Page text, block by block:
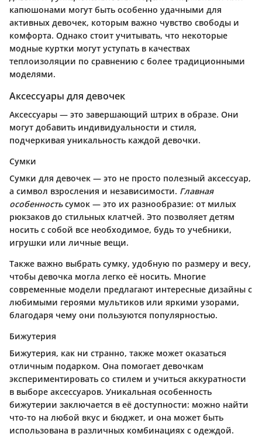
капюшонами могут быть особенно удачными для
активных девочек, которым важно чувство свободы и
комфорта. Однако стоит учитывать, что некоторые
модные куртки могут уступать в качествах
теплоизоляции по сравнению с более традиционными
моделями.
Аксессуары для девочек
Аксессуары — это завершающий штрих в образе. Они
могут добавить индивидуальности и стиля,
подчеркивая уникальность каждой девочки.
Сумки
Сумки для девочек — это не просто полезный аксессуар,
а символ взросления и независимости. Главная
особенностьсумок — это их разнообразие: от милых
рюкзаков до стильных клатчей. Это позволяет детям
носить с собой все необходимое, будь то учебники,
игрушки или личные вещи.
Также важно выбрать сумку, удобную по размеру и весу,
чтобы девочка могла легко её носить. Многие
современные модели предлагают интересные дизайны с
любимыми героями мультиков или яркими узорами,
благодаря чему они пользуются популярностью.
Бижутерия
Бижутерия, как ни странно, также может оказаться
отличным подарком. Она помогает девочкам
экспериментировать со стилем и учиться аккуратности
в выборе аксессуаров. Уникальная особенность
бижутерии заключается в её доступности: можно найти
что-то на любой вкус и бюджет, и она может быть
использована в различных комбинациях с одеждой.